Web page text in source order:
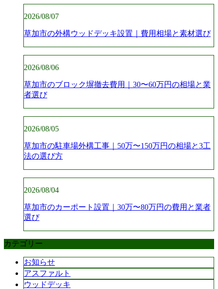
2026/08/07
草加市の外構ウッドデッキ設置｜費用相場と素材選び
2026/08/06
草加市のブロック塀撤去費用｜30〜60万円の相場と業
者選び
2026/08/05
草加市の駐車場外構工事｜50万〜150万円の相場と3工
法の選び方
2026/08/04
草加市のカーポート設置｜30万〜80万円の費用と業者
選び
カテゴリー
お知らせ
アスファルト
ウッドデッキ